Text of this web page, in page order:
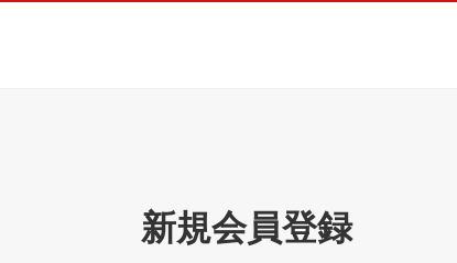
新規会員登録